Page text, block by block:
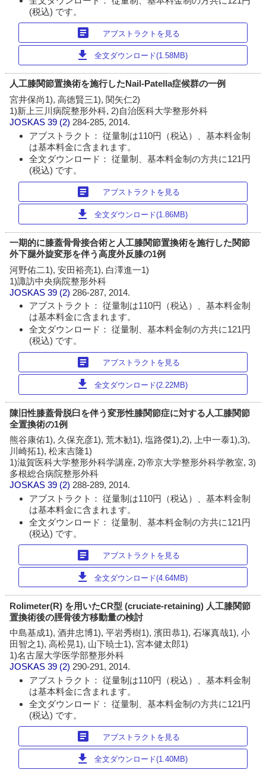
(税込) です。
article アブストラクトを見る
download 全文ダウンロード(1.58MB)
人工膝関節置換術を施行したNail-Patella症候群の一例
宮井保尚1), 高徳賢三1), 関矢仁2)
1)新上三川病院整形外科, 2)自治医科大学整形外科
JOSKAS 39 (2) 284-285, 2014.
アブストラクト： 従量制は110円（税込）、基本料金制
は基本料金に含まれます。
全文ダウンロード： 従量制、基本料金制の方共に121円
(税込) です。
article アブストラクトを見る
download 全文ダウンロード(1.86MB)
一期的に膝蓋骨骨接合術と人工膝関節置換術を施行した関節
外下腿外旋変形を伴う高度外反膝の1例
河野佑二1), 安田裕亮1), 白澤進一1)
1)諏訪中央病院整形外科
JOSKAS 39 (2) 286-287, 2014.
アブストラクト： 従量制は110円（税込）、基本料金制
は基本料金に含まれます。
全文ダウンロード： 従量制、基本料金制の方共に121円
(税込) です。
article アブストラクトを見る
download 全文ダウンロード(2.22MB)
陳旧性膝蓋骨脱臼を伴う変形性膝関節症に対する人工膝関節
全置換術の1例
熊谷康佑1), 久保充彦1), 荒木勧1), 塩路傑1),2), 上中一泰1),3),
川崎拓1), 松末吉隆1)
1)滋賀医科大学整形外科学講座, 2)帝京大学整形外科学教室, 3)
多根総合病院整形外科
JOSKAS 39 (2) 288-289, 2014.
アブストラクト： 従量制は110円（税込）、基本料金制
は基本料金に含まれます。
全文ダウンロード： 従量制、基本料金制の方共に121円
(税込) です。
article アブストラクトを見る
download 全文ダウンロード(4.64MB)
Rolimeter(R) を用いたCR型 (cruciate-retaining) 人工膝関節
置換術後の脛骨後方移動量の検討
中島基成1), 酒井忠博1), 平岩秀樹1), 濱田恭1), 石塚真哉1), 小
田智之1), 高松晃1), 山下暁士1), 宮本健太郎1)
1)名古屋大学医学部整形外科
JOSKAS 39 (2) 290-291, 2014.
アブストラクト： 従量制は110円（税込）、基本料金制
は基本料金に含まれます。
全文ダウンロード： 従量制、基本料金制の方共に121円
(税込) です。
article アブストラクトを見る
download 全文ダウンロード(1.40MB)